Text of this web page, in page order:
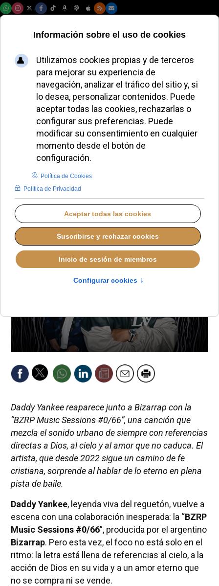
“Nada me llevo”:
Daddy Yankee
lanza un reguetón
con sabor a
Evangelio
VIERNES, 07 NOVIEMBRE 2025 14:10
Daddy Yankee reaparece junto a Bizarrap con la
“BZRP Music Sessions #0/66”, una canción que
mezcla el sonido urbano de siempre con referencias
directas a Dios, al cielo y al amor que no caduca. El
artista, que desde 2022 sigue un camino de fe
cristiana, sorprende al hablar de lo eterno en plena
pista de baile.
Daddy Yankee, leyenda viva del reguetón, vuelve a
escena con una colaboración inesperada: la “BZRP
Music Sessions #0/66”, producida por el argentino
Bizarrap. Pero esta vez, el foco no está solo en el
ritmo: la letra está llena de referencias al cielo, a la
acción de Dios en su vida y a un amor eterno que
no se compra ni se vende.